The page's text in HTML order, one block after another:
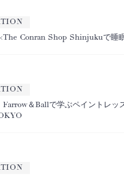
Conran Shop Shinjukuで睡
Farrow＆Ballで学ぶペイントレ